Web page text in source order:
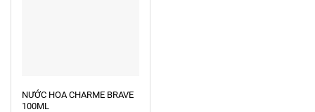
NƯỚC HOA CHARME BRAVE
100ML